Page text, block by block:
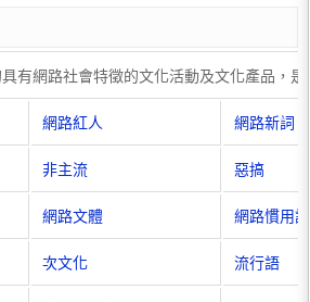
具有網路社會特徵的文化活動及文化產品，
網路紅人 網路新詞
非主流 惡搞
網路文體 網路慣用語
次文化 流行語